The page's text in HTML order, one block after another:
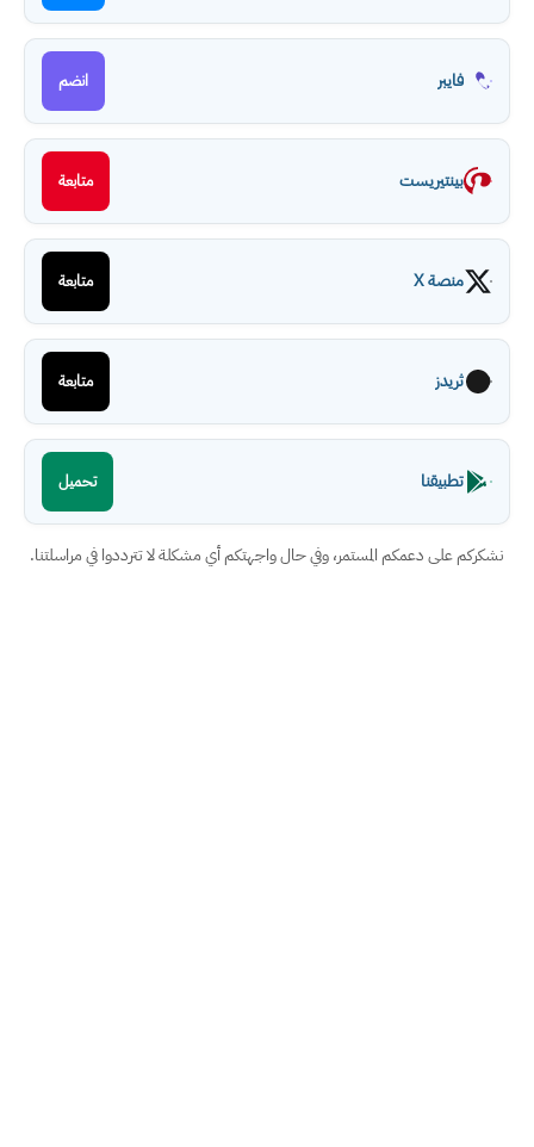
فايبر انضم
بينتيريست متابعة
منصة X متابعة
ثريدز متابعة
تطبيقنا تحميل
نشكركم على دعمكم المستمر، وفي حال واجهتكم أي مشكلة لا تترددوا في مراسلتنا.